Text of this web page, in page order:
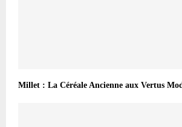
Millet : La Céréale Ancienne aux Vertus